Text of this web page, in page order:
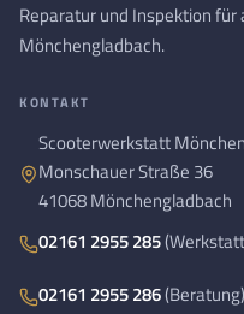
Reparatur und Inspektion für
Mönchengladbach.
KONTAKT
Scooterwerkstatt
Monschauer Straße 36
41068 Mönchengladbach
02161 2955 285
02161 2955 286(Beratung)